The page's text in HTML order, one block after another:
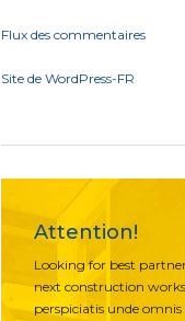
Flux des commentaires
Site de WordPress-FR
Attention!
Looking for best
next construction
perspiciatis unde omnis